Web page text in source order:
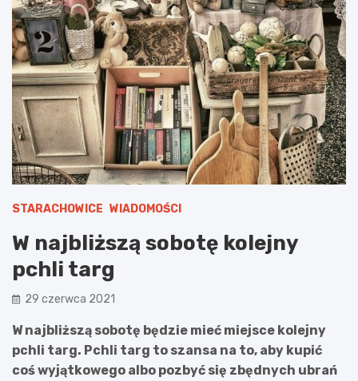
STARACHOWICE WIADOMOŚCI
W najbliższą sobotę kolejny
pchli targ
29 czerwca 2021
W najbliższą sobotę będzie mieć miejsce kolejny
pchli targ. Pchli targ to szansa na to, aby kupić
coś wyjątkowego albo pozbyć się zbędnych ubrań